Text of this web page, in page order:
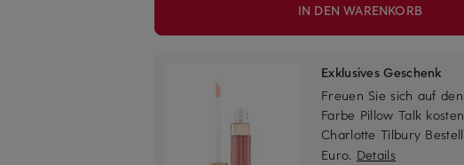
IN DEN WARENKORB
Exklusives Geschenk
Freuen Sie sich auf den
Farbe Pillow Talk
Charlotte Tilbury
Euro. Details